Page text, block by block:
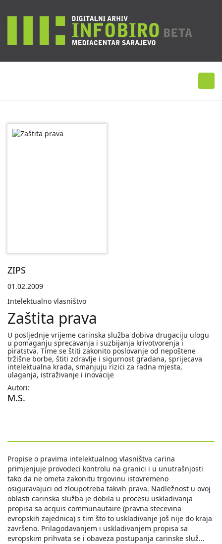
ZIPS
01.02.2009
Intelektualno vlasništvo
Zaštita prava
U posljednje vrijeme carinska služba dobiva drugaciju ulogu
u pomaganju sprecavanja i suzbijanja krivotvorenja i
piratstva. Time se štiti zakonito poslovanje od nepoštene
tržišne borbe, štiti zdravlje i sigurnost gradana, sprijecava
intelektualna krada, smanjuju rizici za radna mjesta,
ulaganja, istraživanje i inovacije
Autori:
M.S.
Propise o pravima intelektualnog vlasništva carina
primjenjuje provodeci kontrolu na granici i u unutrašnjosti
tako da ne ometa zakonitu trgovinu istovremeno
osiguravajuci od zloupotreba takvih prava. Nadležnost u ovoj
oblasti carinska služba je dobila u procesu uskladivanja
propisa sa acquis communautaire (pravna stecevina
evropskih zajednica) s tim što to uskladivanje još nije do kraja
završeno. Prilagodavanjem i uskladivanjem propisa sa
evropskim prihvata se i obaveza postupanja carinske služ...